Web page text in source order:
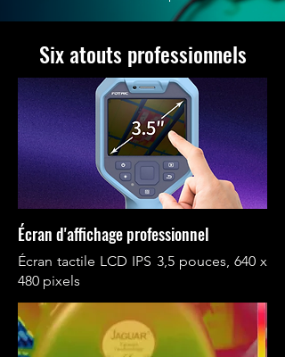
Six atouts professionnels
Écran d'affichage professionnel
Écran tactile LCD IPS 3,5 pouces, 640 x
480 pixels